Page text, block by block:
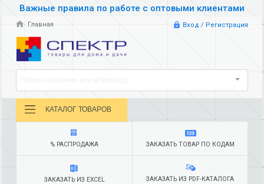
Важные правила по работе с оптовыми клиентами
Главная Вход / Регистрация
КАТАЛОГ ТОВАРОВ
% РАСПРОДАЖА ЗАКАЗАТЬ ТОВАР ПО КОДАМ
ЗАКАЗАТЬ ИЗ EXCEL ЗАКАЗАТЬ ИЗ PDF-КАТАЛОГА